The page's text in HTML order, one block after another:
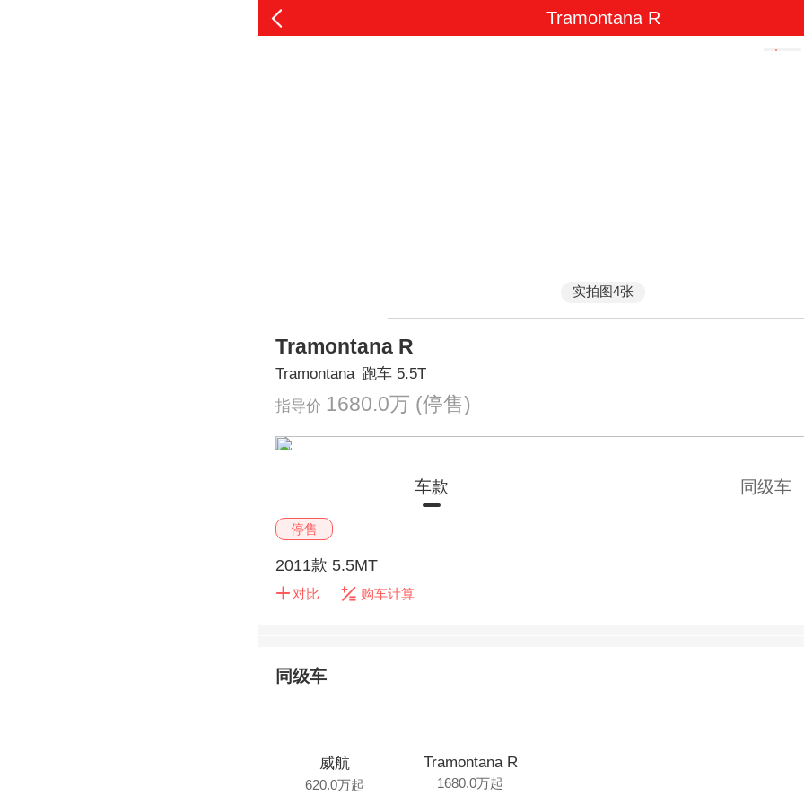
Tramontana R
实拍图4张
Tramontana R
Tramontana 跑车 5.5T
指导价 1680.0万 (停售)
车款 同级车
停售
2011款 5.5MT
对比 购车计算
同级车
威航
620.0万起
Tramontana R
1680.0万起